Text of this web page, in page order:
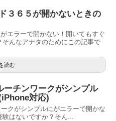
３６５が開かないときの
エラーで開かない！開いてもすぐ
んなアナタのためにこの記事で
読む
チンワークがシンプル
対応)
クがシンプルにがエラーで開かな
はないですか？そん...